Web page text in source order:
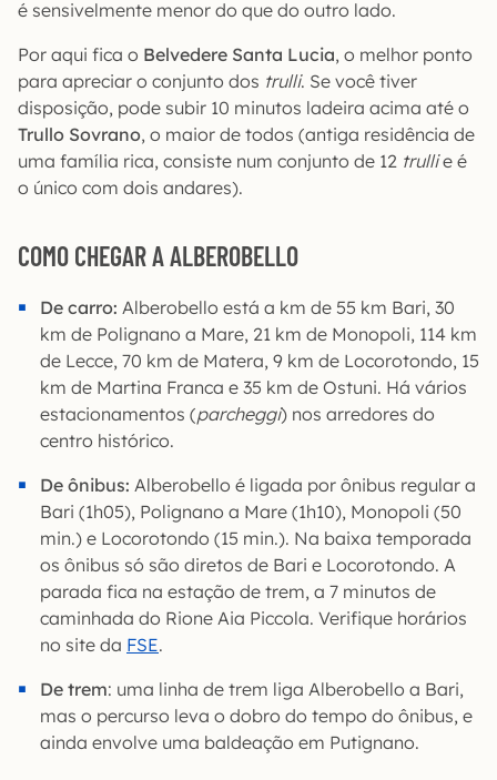
é sensivelmente menor do que do outro lado.
Por aqui fica o Belvedere Santa Lucia, o melhor ponto
para apreciar o conjunto dos trulli. Se você tiver
disposição, pode subir 10 minutos ladeira acima até o
Trullo Sovrano, o maior de todos (antiga residência de
uma família rica, consiste num conjunto de 12 trullie é
o único com dois andares).
COMO CHEGAR A ALBEROBELLO
De carro: Alberobello está a km de 55 km Bari, 30
km de Polignano a Mare, 21 km de Monopoli, 114 km
de Lecce, 70 km de Matera, 9 km de Locorotondo, 15
km de Martina Franca e 35 km de Ostuni. Há vários
estacionamentos (parcheggi) nos arredores do
centro histórico.
De ônibus: Alberobello é ligada por ônibus regular a
Bari (1h05), Polignano a Mare (1h10), Monopoli (50
min.) e Locorotondo (15 min.). Na baixa temporada
os ônibus só são diretos de Bari e Locorotondo. A
parada fica na estação de trem, a 7 minutos de
caminhada do Rione Aia Piccola. Verifique horários
no site da FSE.
De trem: uma linha de trem liga Alberobello a Bari,
mas o percurso leva o dobro do tempo do ônibus, e
ainda envolve uma baldeação em Putignano.